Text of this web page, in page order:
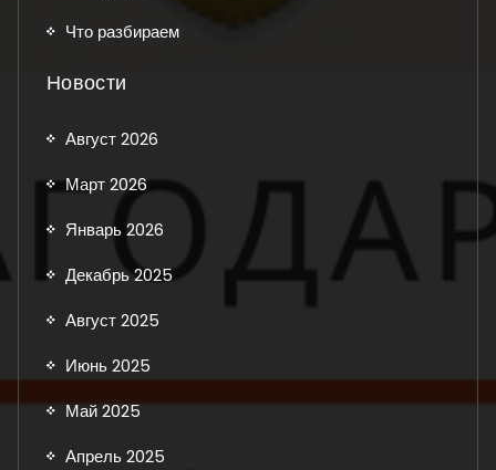
Что разбираем
Новости
Август 2026
Март 2026
Январь 2026
Декабрь 2025
Август 2025
Июнь 2025
Май 2025
Апрель 2025